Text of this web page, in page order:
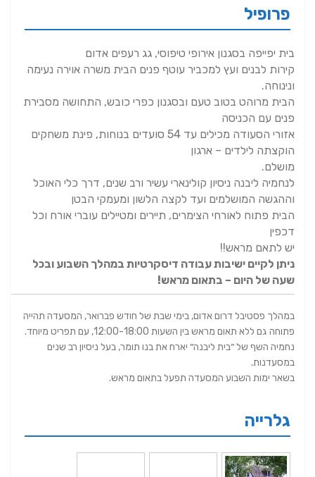
פרופיל
בית יפייפה בסגנון אירופי טיפוסי, גג רעפים אדום
קירות לבנים ועץ למכביר עוטף פנים הבית משרה אוירה נעימה
ונינוחה.
הבית מרוהט בטוב טעם ובסגנון כפרי כובש, התחושה מסבירת
פנים עם הכניסה
אזורי הסעודה מכילים עד 54 סועדים בנוחות, פינת משחקים
הוקצתה לילדים – ארגון
מושלם.
לנחמיה ליבנה ניסיון קולינארי עשיר ורב שנים, דרך כלי האוכל
וההגשה המושלמים ועד לקצה הלשון ומעמקי הבטן
הבית פתוח לאורחי הצימרים, תיירים ומטיילים עוברי אורח וכל
דכפין
יש לתאם מראש!!
ניתן לקיים ישיבות עבודה דיסקרטיות במהלך השבוע ובכל
שעה של היום – בתאום מראש!
במהלך פסטיבל דרום אדום, בימי שבת של חודש פברואר, המסעדה תהייה
פתוחה גם ללא תאום מראש בין השעות 12:00-18:00, עם תפריט מיוחד.
נחמיה השף של ״בית ליבנה״ יארח את בנו תומר, בעל ניסיון רב שנים
במסעדנות.
בשאר ימות השבוע המסעדה תפעל בתאום מראש.
גלרייה